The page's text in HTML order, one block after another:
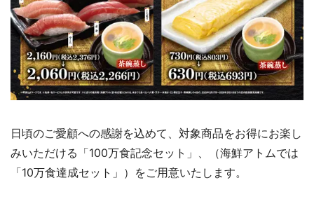
日頃のご愛顧への感謝を込めて、対象商品をお得にお楽し
みいただける「100万食記念セット」、（海鮮アトムでは
「10万食達成セット」）をご用意いたします。